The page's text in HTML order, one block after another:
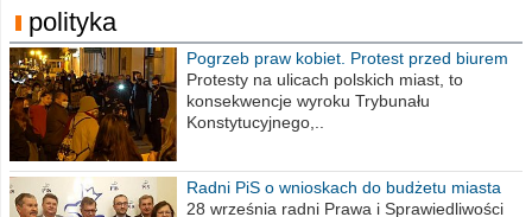
polityka
Pogrzeb praw kobiet. Protest przed biurem
poselskim PiS
Protesty na ulicach polskich miast, to
konsekwencje wyroku Trybunału
Konstytucyjnego,..
Radni PiS o wnioskach do budżetu miasta
na 2021 rok
28 września radni Prawa i Sprawiedliwości